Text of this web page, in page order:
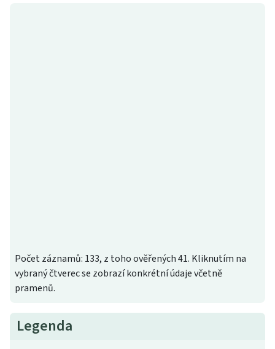
Počet záznamů: 133, z toho ověřených 41. Kliknutím na
vybraný čtverec se zobrazí konkrétní údaje včetně
pramenů.
Legenda